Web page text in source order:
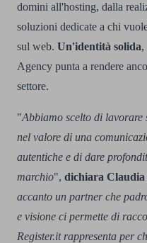
domini all'hosting, dalla
soluzioni dedicate a chi
sul web. Un'identità solida,
Agency punta a rendere
settore.
"Abbiamo scelto di
nel valore di una
autentiche e di dare
marchio", dichiara
accanto un partner che
e visione ci permette di
Register.it rappresenta per